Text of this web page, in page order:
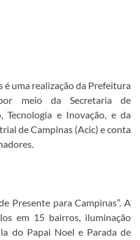
uma realização da Prefeitura
meio da Secretaria de
Tecnologia e Inovação, e da
de Campinas (Acic) e conta
Presente para Campinas”. A
em 15 bairros, iluminação
do Papai Noel e Parada de